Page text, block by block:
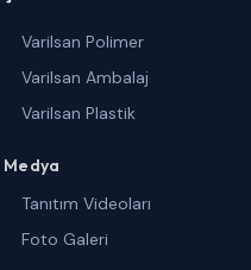
Varilsan Polimer
Varilsan Ambalaj
Varilsan Plastik
Medya
Tanıtım Videoları
Foto Galeri